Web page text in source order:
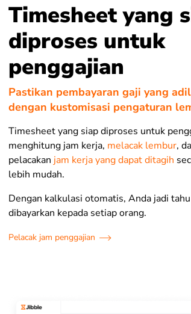
Timesheet yang
diproses untuk
penggajian
Pastikan pembayaran gaji yang
dengan kustomisasi pengaturan
Timesheet yang siap diproses untuk
menghitung jam kerja, melacak lembur,
pelacakan jam kerja yang dapat ditagih
lebih mudah.
Dengan kalkulasi otomatis, Anda jadi
dibayarkan kepada setiap orang.
Pelacak jam penggajian